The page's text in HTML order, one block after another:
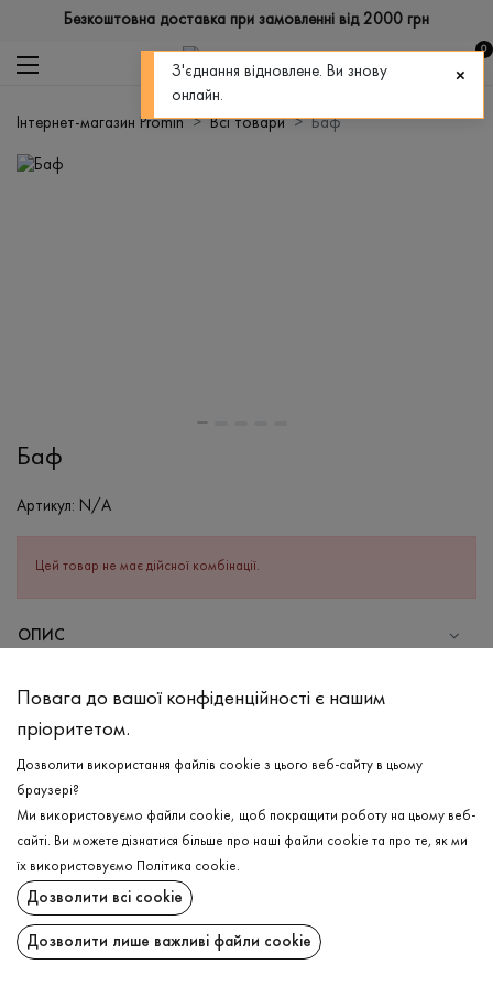
Безкоштовна доставка при замовленні від 2000 грн
0
Інтернет-магазин Promin Всі товари Баф
Баф
Артикул: N/A
Цей товар не має дійсної комбінації.
ОПИС
Поліестер - 100%
Прання в холодній воді (до 30 ° C)
Відбілювання заборонено
Щадна хімчистка
Не можна віджимати і сушити в пральній машині
ДОСТАВКА
ПОВЕРНЕННЯ
Повага до вашої конфіденційності є нашим
пріоритетом.
Дозволити використання файлів cookie з цього веб-сайту в цьому
браузері?
Ми використовуємо файли cookie, щоб покращити роботу на цьому веб-
сайті. Ви можете дізнатися більше про наші файли cookie та про те, як ми
їх використовуємо
Політика cookie.
Дозволити всі cookie
Дозволити лише важливі файли cookie
З'єднання відновлене. Ви знову
онлайн.